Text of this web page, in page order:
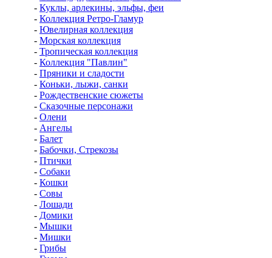
- Куклы, арлекины, эльфы, феи
- Коллекция Ретро-Гламур
- Ювелирная коллекция
- Морская коллекция
- Тропическая коллекция
- Коллекция "Павлин"
- Пряники и сладости
- Коньки, лыжи, санки
- Рождественские сюжеты
- Сказочные персонажи
- Олени
- Ангелы
- Балет
- Бабочки, Стрекозы
- Птички
- Собаки
- Кошки
- Совы
- Лошади
- Домики
- Мышки
- Мишки
- Грибы